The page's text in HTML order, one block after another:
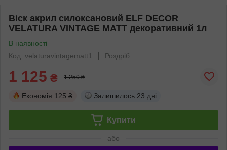
Віск акрил силоксановий ELF DECOR
VELATURA VINTAGE MATT декоративний 1л
В наявності
Код: velaturavintagematt1
Роздріб
1 125 ₴ 1 250 ₴
Економія 125 ₴ Залишилось 23 дні
Купити
або